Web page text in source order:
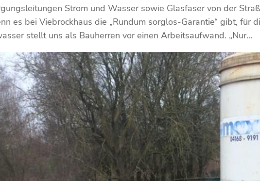
Strom und Wasser sowie Glasfaser von der
es bei Viebrockhaus die „Rundum sorglos-Garantie“ gibt, für
stellt uns als Bauherren vor einen Arbeitsaufwand. „Nur…